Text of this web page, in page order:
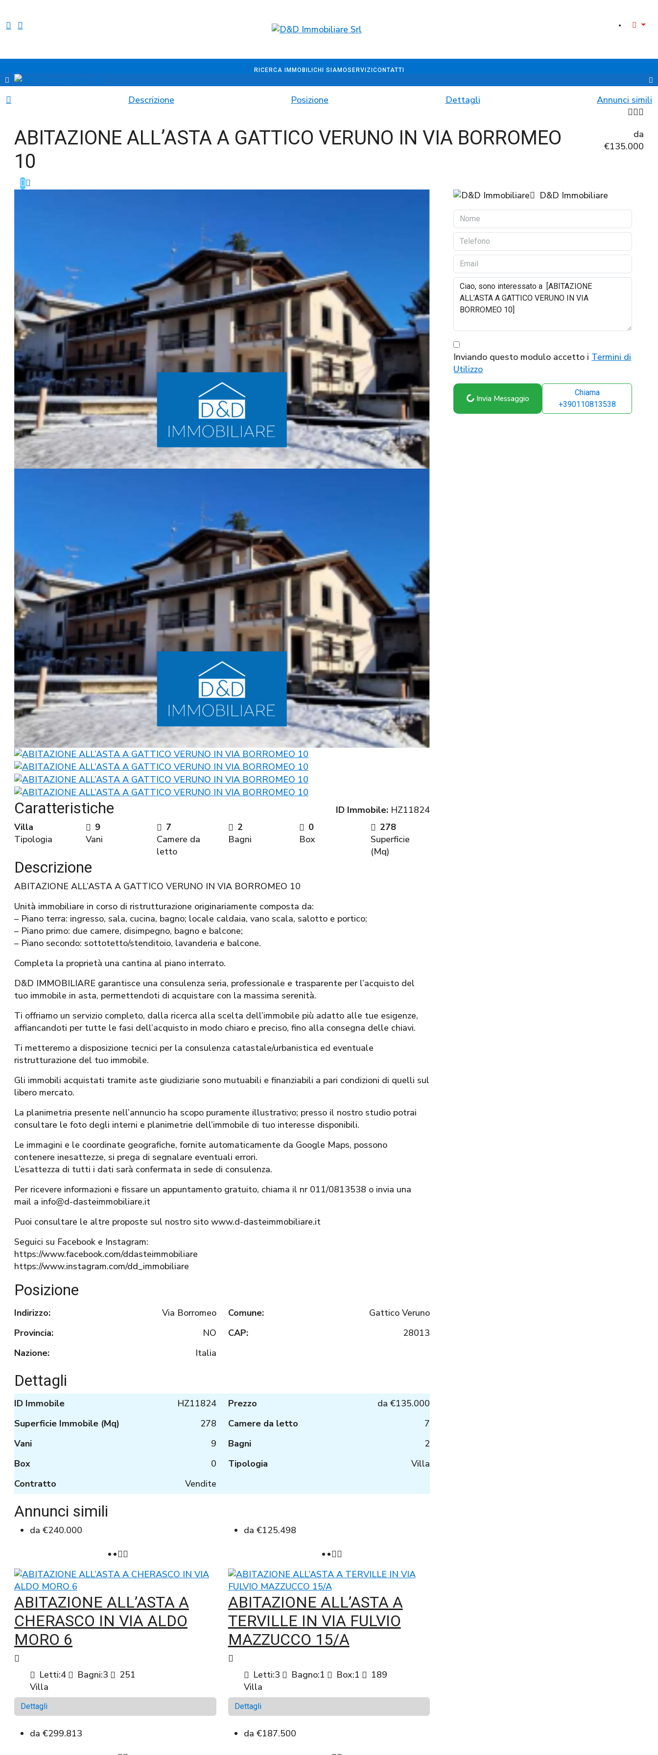
RICERCA IMMOBILI CHI SIAMOSERVIZI CONTATTI
Descrizione Posizione Dettagli Annunci simili
ABITAZIONE ALL’ASTA A GATTICO VERUNO IN VIA BORROMEO
10
da
€135.000
Caratteristiche ID Immobile: HZ11824
Villa
Tipologia
9
Vani
7
Camere da
letto
2
Bagni
0
Box
278
Superficie
(Mq)
Descrizione
ABITAZIONE ALL’ASTA A GATTICO VERUNO IN VIA BORROMEO 10
Unità immobiliare in corso di ristrutturazione originariamente composta da:
– Piano terra: ingresso, sala, cucina, bagno; locale caldaia, vano scala, salotto e portico;
– Piano primo: due camere, disimpegno, bagno e balcone;
– Piano secondo: sottotetto/stenditoio, lavanderia e balcone.
Completa la proprietà una cantina al piano interrato.
D&D IMMOBILIARE garantisce una consulenza seria, professionale e trasparente per l’acquisto del
tuo immobile in asta, permettendoti di acquistare con la massima serenità.
Ti offriamo un servizio completo, dalla ricerca alla scelta dell’immobile più adatto alle tue esigenze,
affiancandoti per tutte le fasi dell’acquisto in modo chiaro e preciso, fino alla consegna delle chiavi.
Ti metteremo a disposizione tecnici per la consulenza catastale/urbanistica ed eventuale
ristrutturazione del tuo immobile.
Gli immobili acquistati tramite aste giudiziarie sono mutuabili e finanziabili a pari condizioni di quelli sul
libero mercato.
La planimetria presente nell’annuncio ha scopo puramente illustrativo; presso il nostro studio potrai
consultare le foto degli interni e planimetrie dell’immobile di tuo interesse disponibili.
Le immagini e le coordinate geografiche, fornite automaticamente da Google Maps, possono
contenere inesattezze, si prega di segnalare eventuali errori.
L’esattezza di tutti i dati sarà confermata in sede di consulenza.
Per ricevere informazioni e fissare un appuntamento gratuito, chiama il nr 011/0813538 o invia una
mail a info@d-dasteimmobiliare.it
Puoi consultare le altre proposte sul nostro sito www.d-dasteimmobiliare.it
Seguici su Facebook e Instagram:
https://www.facebook.com/ddasteimmobiliare
https://www.instagram.com/dd_immobiliare
Posizione
Indirizzo: Via Borromeo Comune:
Gattico Veruno
Provincia:
NO CAP:
28013
Nazione:
Italia
Dettagli
ID Immobile HZ11824 Prezzo da €135.000
Superficie Immobile (Mq)
278 Camere da letto
7
Vani
9 Bagni
2
Box
0 Tipologia
Villa
Contratto
Vendite
Annunci simili
da €240.000
ABITAZIONE ALL’ASTA A
CHERASCO IN VIA ALDO
MORO 6
Letti:4 Bagni:3
251
Villa
Dettagli
da €125.498
ABITAZIONE ALL’ASTA A
TERVILLE IN VIA FULVIO
MAZZUCCO 15/A
Letti:3 Bagno:1 Box:1
189
Villa
Dettagli
da €299.813 da €187.500
D&D Immobiliare
Inviando questo modulo accetto i Termini di
Utilizzo
Invia Messaggio
Chiama
+390110813538